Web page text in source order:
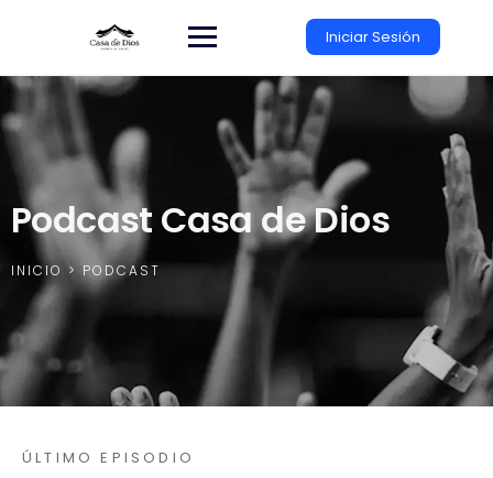
Iniciar Sesión
Podcast Casa de Dios
INICIO > PODCAST
ÚLTIMO EPISODIO